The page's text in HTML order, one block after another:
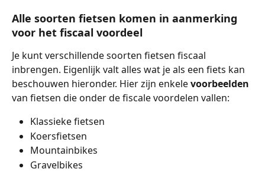
Alle soorten fietsen komen in aanmerking
voor het fiscaal voordeel
Je kunt verschillende soorten fietsen fiscaal
inbrengen. Eigenlijk valt alles wat je als een fiets kan
beschouwen hieronder. Hier zijn enkele voorbeelden
van fietsen die onder de fiscale voordelen vallen:
Klassieke fietsen
Koersfietsen
Mountainbikes
Gravelbikes